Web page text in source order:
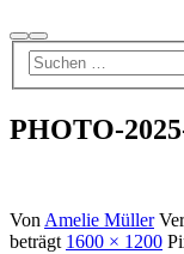
Suchen
Hauptmenü
PHOTO-
VonAmelie Müller
beträgt 1600 × 1200